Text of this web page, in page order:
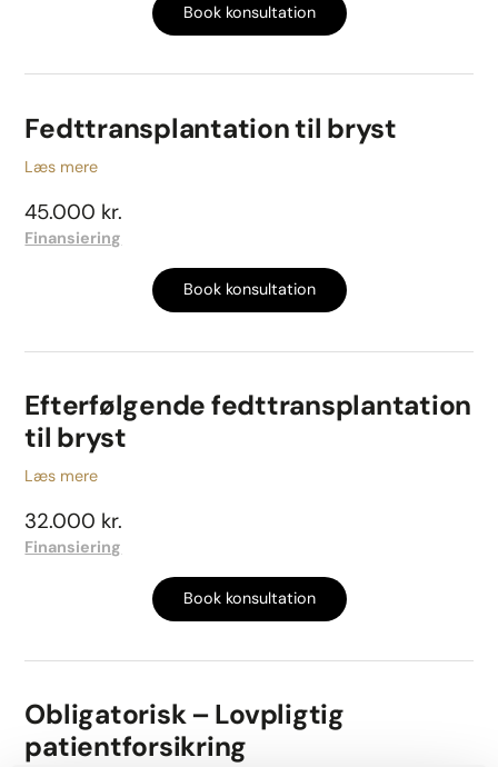
Book konsultation
Fedttransplantation til bryst
Læs mere
45.000 kr.
Finansiering
Book konsultation
Efterfølgende fedttransplantation
til bryst
Læs mere
32.000 kr.
Finansiering
Book konsultation
Obligatorisk – Lovpligtig
patientforsikring